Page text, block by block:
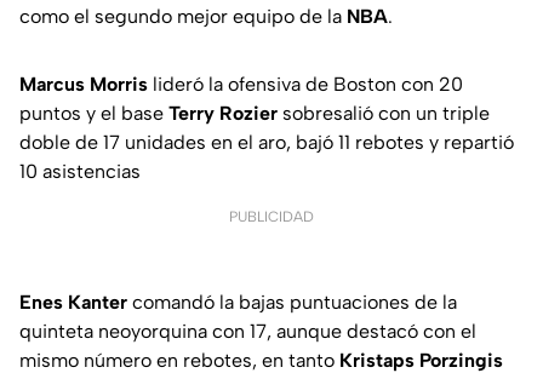
como el segundo mejor equipo de la NBA.
Marcus Morris lideró la ofensiva de Boston con 20
puntos y el base Terry Rozier sobresalió con un triple
doble de 17 unidades en el aro, bajó 11 rebotes y repartió
10 asistencias
PUBLICIDAD
Enes Kanter comandó la bajas puntuaciones de la
quinteta neoyorquina con 17, aunque destacó con el
mismo número en rebotes, en tanto Kristaps Porzingis